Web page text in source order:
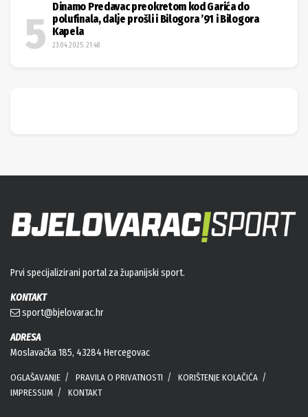
Dinamo Predavac preokretom kod Garića do
polufinala, dalje prošli i Bilogora ’91 i Bilogora
Kapela
23.04.2025. 21:48
Prvi specijalizirani portal za županijski sport.
KONTAKT
sport@bjelovarac.hr
ADRESA
Moslavačka 185, 43284 Hercegovac
OGLAŠAVANJE PRAVILA O PRIVATNOSTI
KORIŠTENJE KOLAČIĆA
IMPRESSUM
KONTAKT